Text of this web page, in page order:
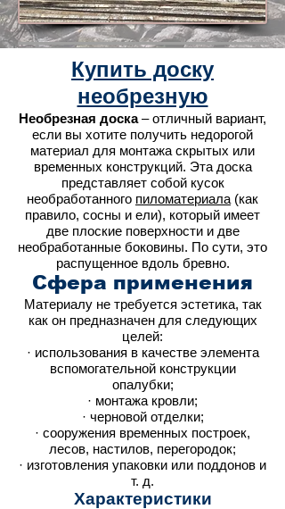
Купить доску
необрезную
Необрезная доска– отличный вариант,
если вы хотите получить недорогой
материал для монтажа скрытых или
временных конструкций. Эта доска
представляет собой кусок
необработанного пиломатериала (как
правило, сосны и ели), который имеет
две плоские поверхности и две
необработанные боковины. По сути, это
распущенное вдоль бревно.
Сфера применения
Материалу не требуется эстетика, так
как он предназначен для следующих
целей:
· использования в качестве элемента
вспомогательной конструкции
опалубки;
· монтажа кровли;
· черновой отделки;
· сооружения временных построек,
лесов, настилов, перегородок;
· изготовления упаковки или поддонов и
т. д.
Характеристики